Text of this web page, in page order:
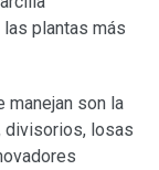
plantas más
son la
divisorios, losas